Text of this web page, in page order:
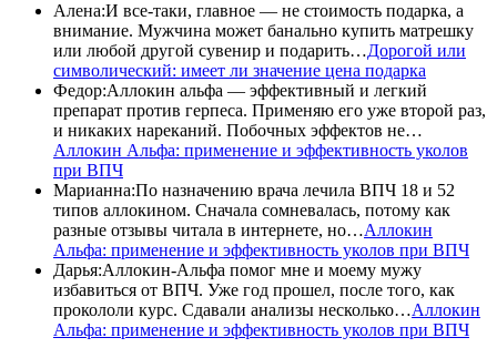
Алена:И все-таки, главное — не стоимость подарка, а
внимание. Мужчина может банально купить матрешку
или любой другой сувенир и подарить…Дорогой или
символический: имеет ли значение цена подарка
Федор:Аллокин альфа — эффективный и легкий
препарат против герпеса. Применяю его уже второй раз,
и никаких нареканий. Побочных эффектов не…
Аллокин Альфа: применение и эффективность уколов
при ВПЧ
Марианна:По назначению врача лечила ВПЧ 18 и 52
типов аллокином. Сначала сомневалась, потому как
разные отзывы читала в интернете, но…Аллокин
Альфа: применение и эффективность уколов при ВПЧ
Дарья:Аллокин-Альфа помог мне и моему мужу
избавиться от ВПЧ. Уже год прошел, после того, как
прокололи курс. Сдавали анализы несколько…Аллокин
Альфа: применение и эффективность уколов при ВПЧ